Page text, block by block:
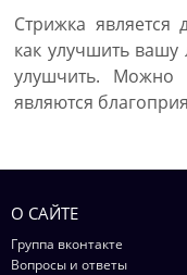
Стрижка
как улучшить
улушчить. Можно
являются
О САЙТЕ
Группа вконтакте
Вопросы и ответы